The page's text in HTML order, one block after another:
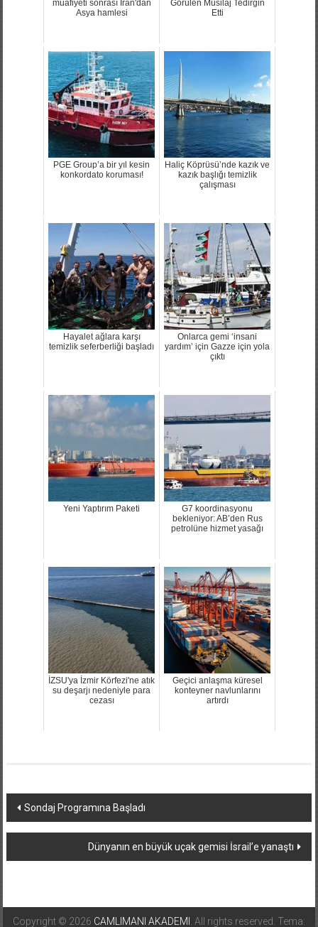
muafiyeti sonrası İran'dan
Asya hamlesi
Görülen Müsilaj Tedirgin
Etti
PGE Group’a bir yıl kesin
konkordato koruması!
Haliç Köprüsü’nde kazık ve
kazık başlığı temizlik
çalışması
Hayalet ağlara karşı
temizlik seferberliği başladı
Onlarca gemi ‘insani
yardım’ için Gazze için yola
çıktı
Yeni Yaptırım Paketi
G7 koordinasyonu
bekleniyor: AB’den Rus
petrolüne hizmet yasağı
İZSU'ya İzmir Körfezi'ne atık
su deşarjı nedeniyle para
cezası
Geçici anlaşma küresel
konteyner navlunlarını
artırdı
Yazı
dolaşımı
Sondaj Programına Başladı
Dünyanın en büyük uçak gemisi İsrail’e yanaştı
Copyright © 2026 CAMLIMANI AKADEMI . All rights reserved. Tema: